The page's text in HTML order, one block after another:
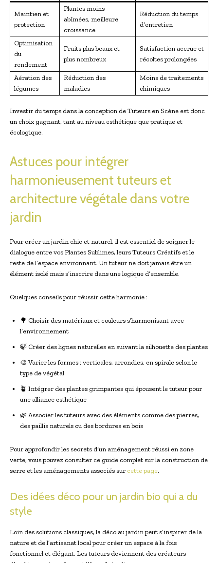
Maintien et
protection
Plantes moins
abîmées, meilleure
croissance
Réduction du temps
d’entretien
Optimisation
du
rendement
Fruits plus beaux et
plus nombreux
Satisfaction accrue et
récoltes prolongées
Aération des
légumes
Réduction des
maladies
Moins de traitements
chimiques
Investir du temps dans la conception de Tuteurs en Scène est donc
un choix gagnant, tant au niveau esthétique que pratique et
écologique.
Astuces pour intégrer
harmonieusement tuteurs et
architecture végétale dans votre
jardin
Pour créer un jardin chic et naturel, il est essentiel de soigner le
dialogue entre vos Plantes Sublimes, leurs Tuteurs Créatifs et le
reste de l’espace environnant. Un tuteur ne doit jamais être un
élément isolé mais s’inscrire dans une logique d’ensemble.
Quelques conseils pour réussir cette harmonie :
🌳 Choisir des matériaux et couleurs s’harmonisant avec
l’environnement
🍃 Créer des lignes naturelles en suivant la silhouette des plantes
🎨 Varier les formes : verticales, arrondies, en spirale selon le
type de végétal
🪴 Intégrer des plantes grimpantes qui épousent le tuteur pour
une alliance esthétique
🌿 Associer les tuteurs avec des éléments comme des pierres,
des paillis naturels ou des bordures en bois
Pour approfondir les secrets d’un aménagement réussi en zone
verte, vous pouvez consulter ce guide complet sur la construction de
serre et les aménagements associés sur cette page.
Des idées déco pour un jardin bio qui a du
style
Loin des solutions classiques, la déco au jardin peut s’inspirer de la
nature et de l’artisanat local pour créer un espace à la fois
fonctionnel et élégant. Les tuteurs deviennent des créateurs